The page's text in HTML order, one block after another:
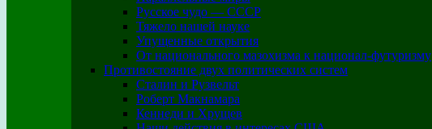
Русское чудо — СССР
Тяжело нашей науке
Упущенные открытия
От национального мазохизма к национал-футуризму
Противостояние двух политических систем
Сталин и Рузвельт
Роберт Макнамара
Кеннеди и Хрущев